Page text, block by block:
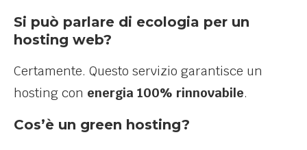
Si può parlare di ecologia per un
hosting web?
Certamente. Questo servizio garantisce un
hosting con energia 100% rinnovabile.
Cos’è un green hosting?